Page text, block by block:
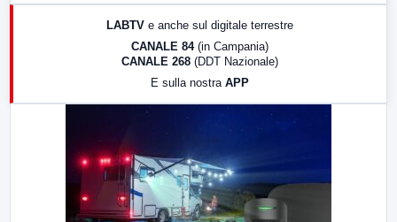
LABTV e anche sul digitale terrestre
CANALE 84 (in Campania)
CANALE 268 (DDT Nazionale)
E sulla nostra APP